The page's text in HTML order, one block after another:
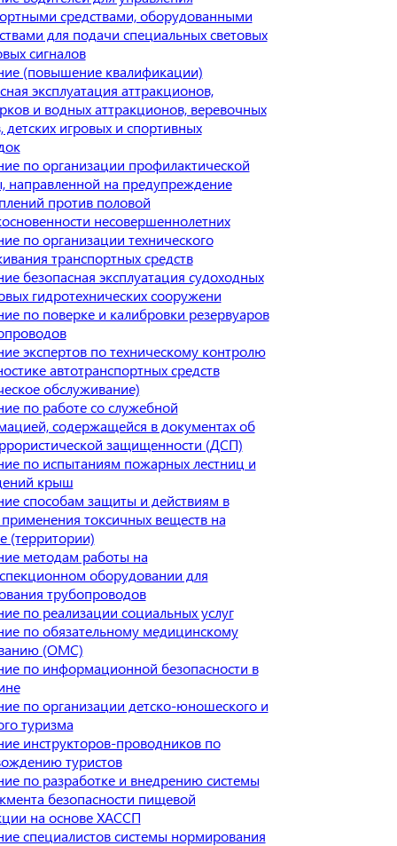
средствами, оборудованными
для подачи специальных световых
сигналов
(повышение квалификации)
эксплуатация аттракционов,
и водных аттракционов, веревочных
детских игровых и спортивных
по организации профилактической
направленной на предупреждение
против половой
несовершеннолетних
по организации технического
транспортных средств
безопасная эксплуатация судоходных
гидротехнических сооружени
по поверке и калибровки резервуаров
экспертов по техническому контролю
автотранспортных средств
обслуживание)
по работе со служебной
содержащейся в документах об
защищенности (ДСП)
по испытаниям пожарных лестниц и
крыш
способам защиты и действиям в
токсичных веществ на
(территории)
методам работы на
оборудовании для
трубопроводов
по реализации социальных услуг
по обязательному медицинскому
(ОМС)
по информационной безопасности в
по организации детско-юношеского и
туризма
инструкторов-проводников по
туристов
по разработке и внедрению системы
безопасности пищевой
на основе ХАССП
специалистов системы нормирования